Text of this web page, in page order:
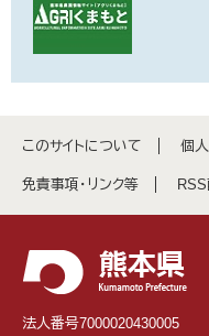
このサイトについて 個
免責事項・リンク等
法人番号7000020430005